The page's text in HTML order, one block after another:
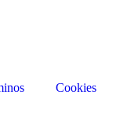
Cookies